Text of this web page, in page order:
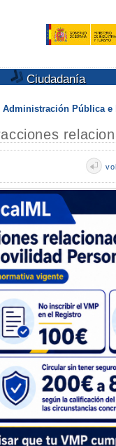
Ciudadanía
Administración Pública e